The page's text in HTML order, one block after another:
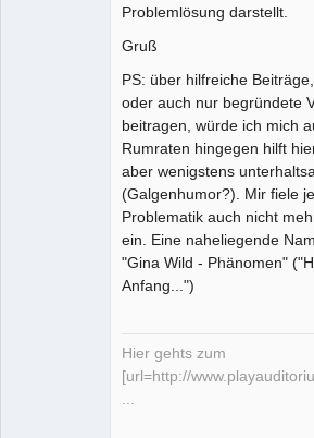
Problemlösung darstellt.
Gruß
PS: über hilfreiche
oder auch nur begründete
beitragen, würde ich mich
Rumraten hingegen hilft
aber wenigstens
(Galgenhumor?). Mir fiele
Problematik auch nicht
ein. Eine naheliegende
"Gina Wild - Phänomen"
Anfang...")
Hier gehts zum
[url=http://